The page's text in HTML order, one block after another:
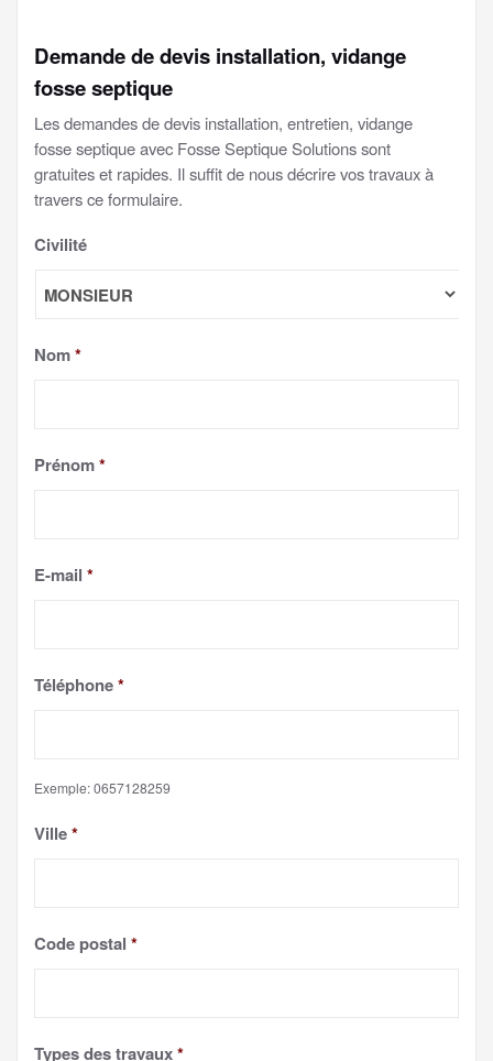
Demande de devis installation, vidange
fosse septique
Les demandes de devis installation, entretien, vidange
fosse septique avec Fosse Septique Solutions sont
gratuites et rapides. Il suffit de nous décrire vos travaux à
travers ce formulaire.
Civilité
Nom*
Prénom*
E-mail *
Téléphone*
Exemple: 0657128259
Ville*
Code postal *
Types des travaux*